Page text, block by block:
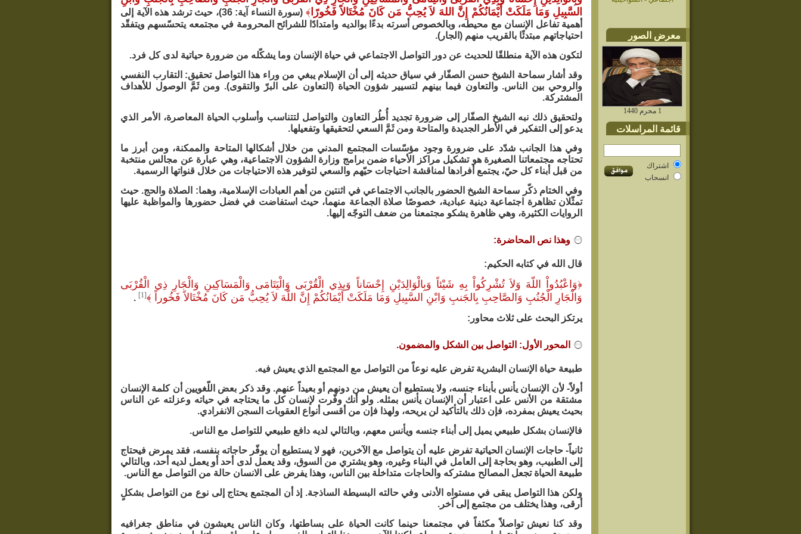
معرض الصور
1 محرم 1440
قائمة المراسلات
اشتراك
انسحاب
السَّبِيلِ وَمَا مَلَكَتْ أَيْمَانُكُمْ إِنَّ اللهَ لاَ يُحِبُّ مَن كَانَ مُخْتَالاً فَخُورًا﴾
(سورة النساء آية: 36)، حيث ترشد هذه الآية إلى
أهمية تفاعل الإنسان مع محيطه، وبالخصوص أسرته بدءًا بوالديه وامتدادًا للشرائح المحرومة في مجتمعه يتحسّسهم ويتفقّد
احتياجاتهم مبتدئًا بالقريب منهم (الجار).
لتكون هذه الآية منطلقًا للحديث عن دور التواصل الاجتماعي في حياة الإنسان وما يشكّله من ضرورة حياتية لدى كل فرد.
وقد أشار سماحة الشيخ حسن الصفّار في سياق حديثه إلى أن الإسلام يبغي من وراء هذا التواصل تحقيق: التقارب النفسي
والروحي بين الناس. والتعاون فيما بينهم لتسيير شؤون الحياة (التعاون على البرّ والتقوى). ومن ثَمَّ الوصول للأهداف
المشتركة.
ولتحقيق ذلك نبه الشيخ الصفّار إلى ضرورة تجديد أُطُر التعاون والتواصل لتتناسب وأسلوب الحياة المعاصرة، الأمر الذي
يدعو إلى التفكير في الأطر الجديدة والمتاحة ومن ثَمَّ السعي لتحقيقها وتفعيلها.
وفي هذا الجانب شدّد على ضرورة وجود مؤسّسات المجتمع المدني من خلال أشكالها المتاحة والممكنة، ومن أبرز ما
تحتاجه مجتمعاتنا الصغيرة هو تشكيل مراكز الأحياء ضمن برامج وزارة الشؤون الاجتماعية، وهي عبارة عن مجالس منتخبة
من قبل أبناء كل حيّ، يجتمع أفرادها لمناقشة احتياجات حيّهم والسعي لتوفير هذه الاحتياجات من خلال قنواتها الرسمية.
وفي الختام ذكّر سماحة الشيخ الحضور بالجانب الاجتماعي في اثنتين من أهم العبادات الإسلامية، وهما: الصلاة والحج. حيث
تمثّلان تظاهرة اجتماعية دينية عبادية، خصوصًا صلاة الجماعة منهما، حيث استفاضت في فضل حضورها والمواظبة عليها
الروايات الكثيرة، وهي ظاهرة يشكو مجتمعنا من ضعف التوجّه إليها.
وهذا نص المحاضرة:
قال الله في كتابه الحكيم:
﴿وَاعْبُدُواْ اللّهَ وَلاَ تُشْرِكُواْ بِهِ شَيْئاً وَبِالْوَالِدَيْنِ إِحْسَاناً وَبِذِي الْقُرْبَى وَالْيَتَامَى وَالْمَسَاكِينِ وَالْجَارِ ذِي الْقُرْبَى
وَالْجَارِ الْجُنُبِ وَالصَّاحِبِ بِالجَنبِ وَابْنِ السَّبِيلِ وَمَا مَلَكَتْ أَيْمَانُكُمْ إِنَّ اللّهَ لاَ يُحِبُّ مَن كَانَ مُخْتَالاً فَخُوراً ﴾[1]
.
يرتكز البحث على ثلاث محاور:
المحور الأول: التواصل بين الشكل والمضمون.
طبيعة حياة الإنسان البشرية تفرض عليه نوعاً من التواصل مع المجتمع الذي يعيش فيه.
أولاً- لأن الإنسان يأنس بأبناء جنسه، ولا يستطيع أن يعيش من دونهم أو بعيداً عنهم. وقد ذكر بعض اللّغويين أن كلمة الإنسان
مشتقة من الأنس على اعتبار أن الإنسان يأنس بمثله. ولو أنك وفّرت لإنسان كل ما يحتاجه في حياته وعزلته عن الناس
بحيث يعيش بمفرده، فإن ذلك بالتأكيد لن يريحه، ولهذا فإن من أقسى أنواع العقوبات السجن الانفرادي.
فالإنسان بشكل طبيعي يميل إلى أبناء جنسه ويأنس معهم، وبالتالي لديه دافع طبيعي للتواصل مع الناس.
ثانياً- حاجات الإنسان الحياتية تفرض عليه أن يتواصل مع الآخرين، فهو لا يستطيع أن يوفّر حاجاته بنفسه، فقد يمرض فيحتاج
إلى الطبيب، وهو بحاجة إلى العامل في البناء وغيره، وهو يشتري من السوق، وقد يعمل لدى أحد أو يعمل لديه أحد، وبالتالي
طبيعة الحياة تجعل المصالح مشتركه والحاجات متداخلة بين الناس، وهذا يفرض على الانسان حالة من التواصل مع الناس.
ولكن هذا التواصل يبقى في مستواه الأدنى وفي حالته البسيطة الساذجة. إذ أن المجتمع يحتاج إلى نوع من التواصل بشكلٍ
أرقى، وهذا يختلف من مجتمع إلى آخر.
وقد كنا نعيش تواصلاً مكثفاً في مجتمعنا حينما كانت الحياة على بساطتها، وكان الناس يعيشون في مناطق جغرافيه